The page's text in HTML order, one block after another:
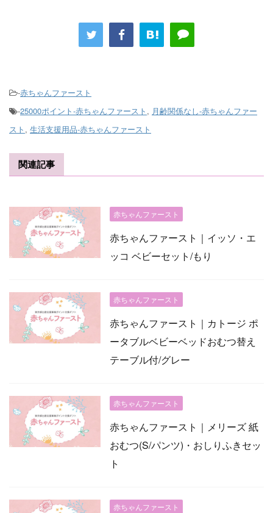
-赤ちゃんファースト
-25000ポイント-赤ちゃんファースト , 月齢関係なし-赤ちゃんファー
スト , 生活支援用品-赤ちゃんファースト
関連記事
赤ちゃんファースト
赤ちゃんファースト｜イッソ・エ
ッコ ベビーセット/もり
赤ちゃんファースト
赤ちゃんファースト｜カトージ ポ
ータブルベビーベッドおむつ替え
テーブル付/グレー
赤ちゃんファースト
赤ちゃんファースト｜メリーズ 紙
おむつ(S/パンツ)・おしりふきセッ
ト
赤ちゃんファースト